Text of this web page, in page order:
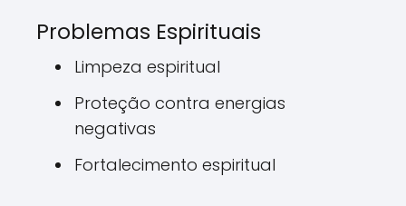
Problemas Espirituais
Limpeza espiritual
Proteção contra energias
negativas
Fortalecimento espiritual